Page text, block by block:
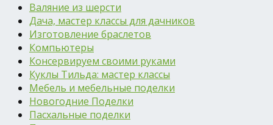
Валяние из шерсти
Дача, мастер классы для дачников
Изготовление браслетов
Компьютеры
Консервируем своими руками
Куклы Тильда: мастер классы
Мебель и мебельные поделки
Новогодние Поделки
Пасхальные поделки